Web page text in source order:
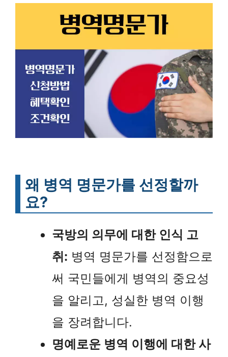
왜 병역 명문가를 선정할까
요?
국방의 의무에 대한 인식 고
취: 병역 명문가를 선정함으로
써 국민들에게 병역의 중요성
을 알리고, 성실한 병역 이행
을 장려합니다.
명예로운 병역 이행에 대한 사